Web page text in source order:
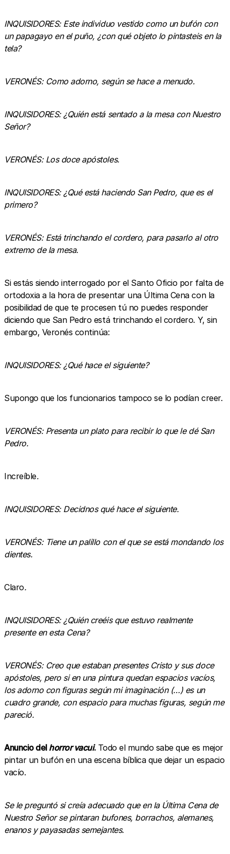
INQUISIDORES: Este individuo vestido como un bufón con
un papagayo en el puño, ¿con qué objeto lo pintasteis en la
tela?
VERONÉS: Como adorno, según se hace a menudo.
INQUISIDORES: ¿Quién está sentado a la mesa con Nuestro
Señor?
VERONÉS: Los doce apóstoles.
INQUISIDORES: ¿Qué está haciendo San Pedro, que es el
primero?
VERONÉS: Está trinchando el cordero, para pasarlo al otro
extremo de la mesa.
Si estás siendo interrogado por el Santo Oficio por falta de
ortodoxia a la hora de presentar una Última Cena con la
posibilidad de que te procesen tú no puedes responder
diciendo que San Pedro está trinchando el cordero. Y, sin
embargo, Veronés continúa:
INQUISIDORES: ¿Qué hace el siguiente?
Supongo que los funcionarios tampoco se lo podían creer.
VERONÉS: Presenta un plato para recibir lo que le dé San
Pedro.
Increíble.
INQUISIDORES: Decidnos qué hace el siguiente.
VERONÉS: Tiene un palillo con el que se está mondando los
dientes.
Claro.
INQUISIDORES: ¿Quién creéis que estuvo realmente
presente en esta Cena?
VERONÉS: Creo que estaban presentes Cristo y sus doce
apóstoles, pero si en una pintura quedan espacios vacíos,
los adorno con figuras según mi imaginación (…) es un
cuadro grande, con espacio para muchas figuras, según me
pareció.
Anuncio del horror vacui.Todo el mundo sabe que es mejor
pintar un bufón en una escena bíblica que dejar un espacio
vacío.
Se le preguntó si creía adecuado que en la Última Cena de
Nuestro Señor se pintaran bufones, borrachos, alemanes,
enanos y payasadas semejantes.